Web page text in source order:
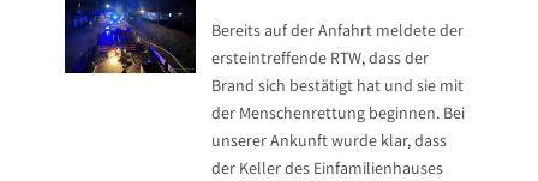
Bereits auf der Anfahrt meldete der
ersteintreffende RTW, dass der
Brand sich bestätigt hat und sie mit
der Menschenrettung beginnen. Bei
unserer Ankunft wurde klar, dass
der Keller des Einfamilienhauses